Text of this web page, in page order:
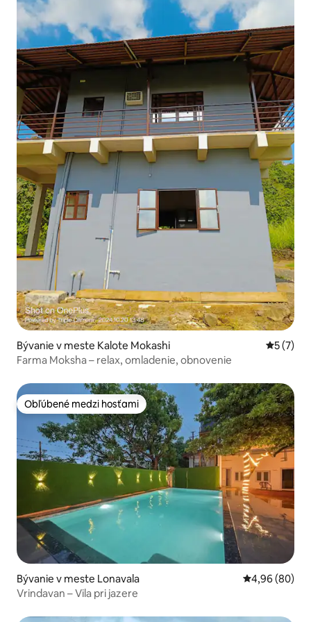
Bývanie v meste Kalote Mokashi
5 (7)
Farma Moksha – relax, omladenie, obnovenie
Obľúbené medzi hosťami
Obľúbené medzi hosťami
Bývanie v meste Lonavala Priemerné
4,96 (80)
Vrindavan – Vila pri jazere